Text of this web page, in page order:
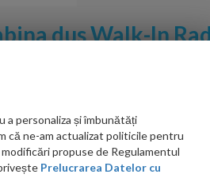
dus Walk-In
4,587.00 RON
RON
a personaliza și îmbunătăți
că ne-am actualizat politicile pentru
propuse de Regulamentul
Prelucrarea Datelor cu